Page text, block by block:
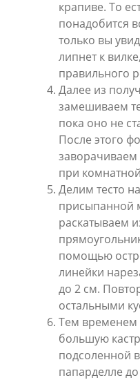
крапиве. То
понадобится
только вы
липнет к
правильного
Далее из
замешиваем
пока оно не
После этого
заворачиваем
при
Делим тесто
присыпанной
раскатываем
помощью
линейки
до 2 см.
остальными
Тем временем
большую
подсоленной
папарделле до